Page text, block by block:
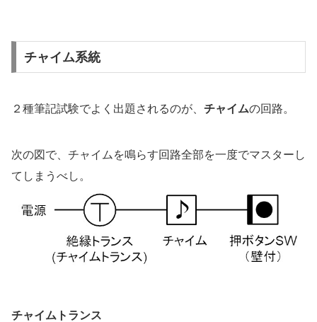
チャイム系統
２種筆記試験でよく出題されるのが、 チャイムの回路。
次の図で、チャイムを鳴らす回路全部を一度でマスターし
てしまうべし。
チャイムトランス